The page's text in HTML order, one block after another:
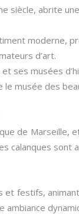
siècle, abrite
moderne,
d’art.
ses musées
musée des
de Marseille,
calanques sont
festifs,
ambiance